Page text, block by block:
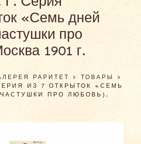
«Семь дней
про
1901 г.
РАРИТЕТ >ТОВАРЫ>
ИЗ 7 ОТКРЫТОК «СЕМЬ
ПРО ЛЮБОВЬ).